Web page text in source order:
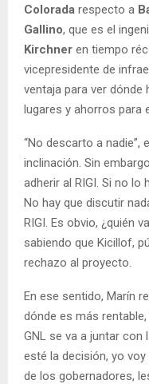
Colorada respecto a
Gallino, que es el
Kirchner en tiempo
vicepresidente de
ventaja para ver
lugares y ahorros para
“No descarto a
inclinación. Sin
adherir al RIGI. Si no lo
No hay que discutir
RIGI. Es obvio, ¿quién
sabiendo que Kicillof,
rechazo al proyecto.
En ese sentido, Marín
dónde es más
GNL se va a juntar con
esté la decisión, yo
de los gobernadores,